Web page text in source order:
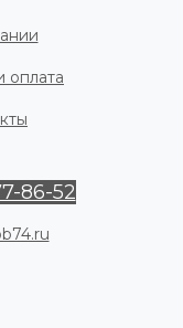
оплата
86-52